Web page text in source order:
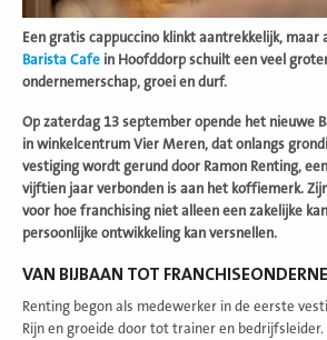
Een gratis cappuccino klinkt aantrekkelijk, maar
Barista Cafe in Hoofddorp schuilt een veel
ondernemerschap, groei en durf.
Op zaterdag 13 september opende het nieuwe
in winkelcentrum Vier Meren, dat onlangs
vestiging wordt gerund door Ramon Renting,
vijftien jaar verbonden is aan het koffiemerk.
voor hoe franchising niet alleen een zakelijke
persoonlijke ontwikkeling kan versnellen.
VAN BIJBAAN TOT
Renting begon als medewerker in de eerste
Rijn en groeide door tot trainer en